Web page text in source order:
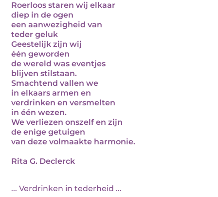
Roerloos staren wij elkaar
diep in de ogen
een aanwezigheid van
teder geluk
Geestelijk zijn wij
één geworden
de wereld was eventjes
blijven stilstaan.
Smachtend vallen we
in elkaars armen en
verdrinken en versmelten
in één wezen.
We verliezen onszelf en zijn
de enige getuigen
van deze volmaakte harmonie.
Rita G. Declerck
... Verdrinken in tederheid ...